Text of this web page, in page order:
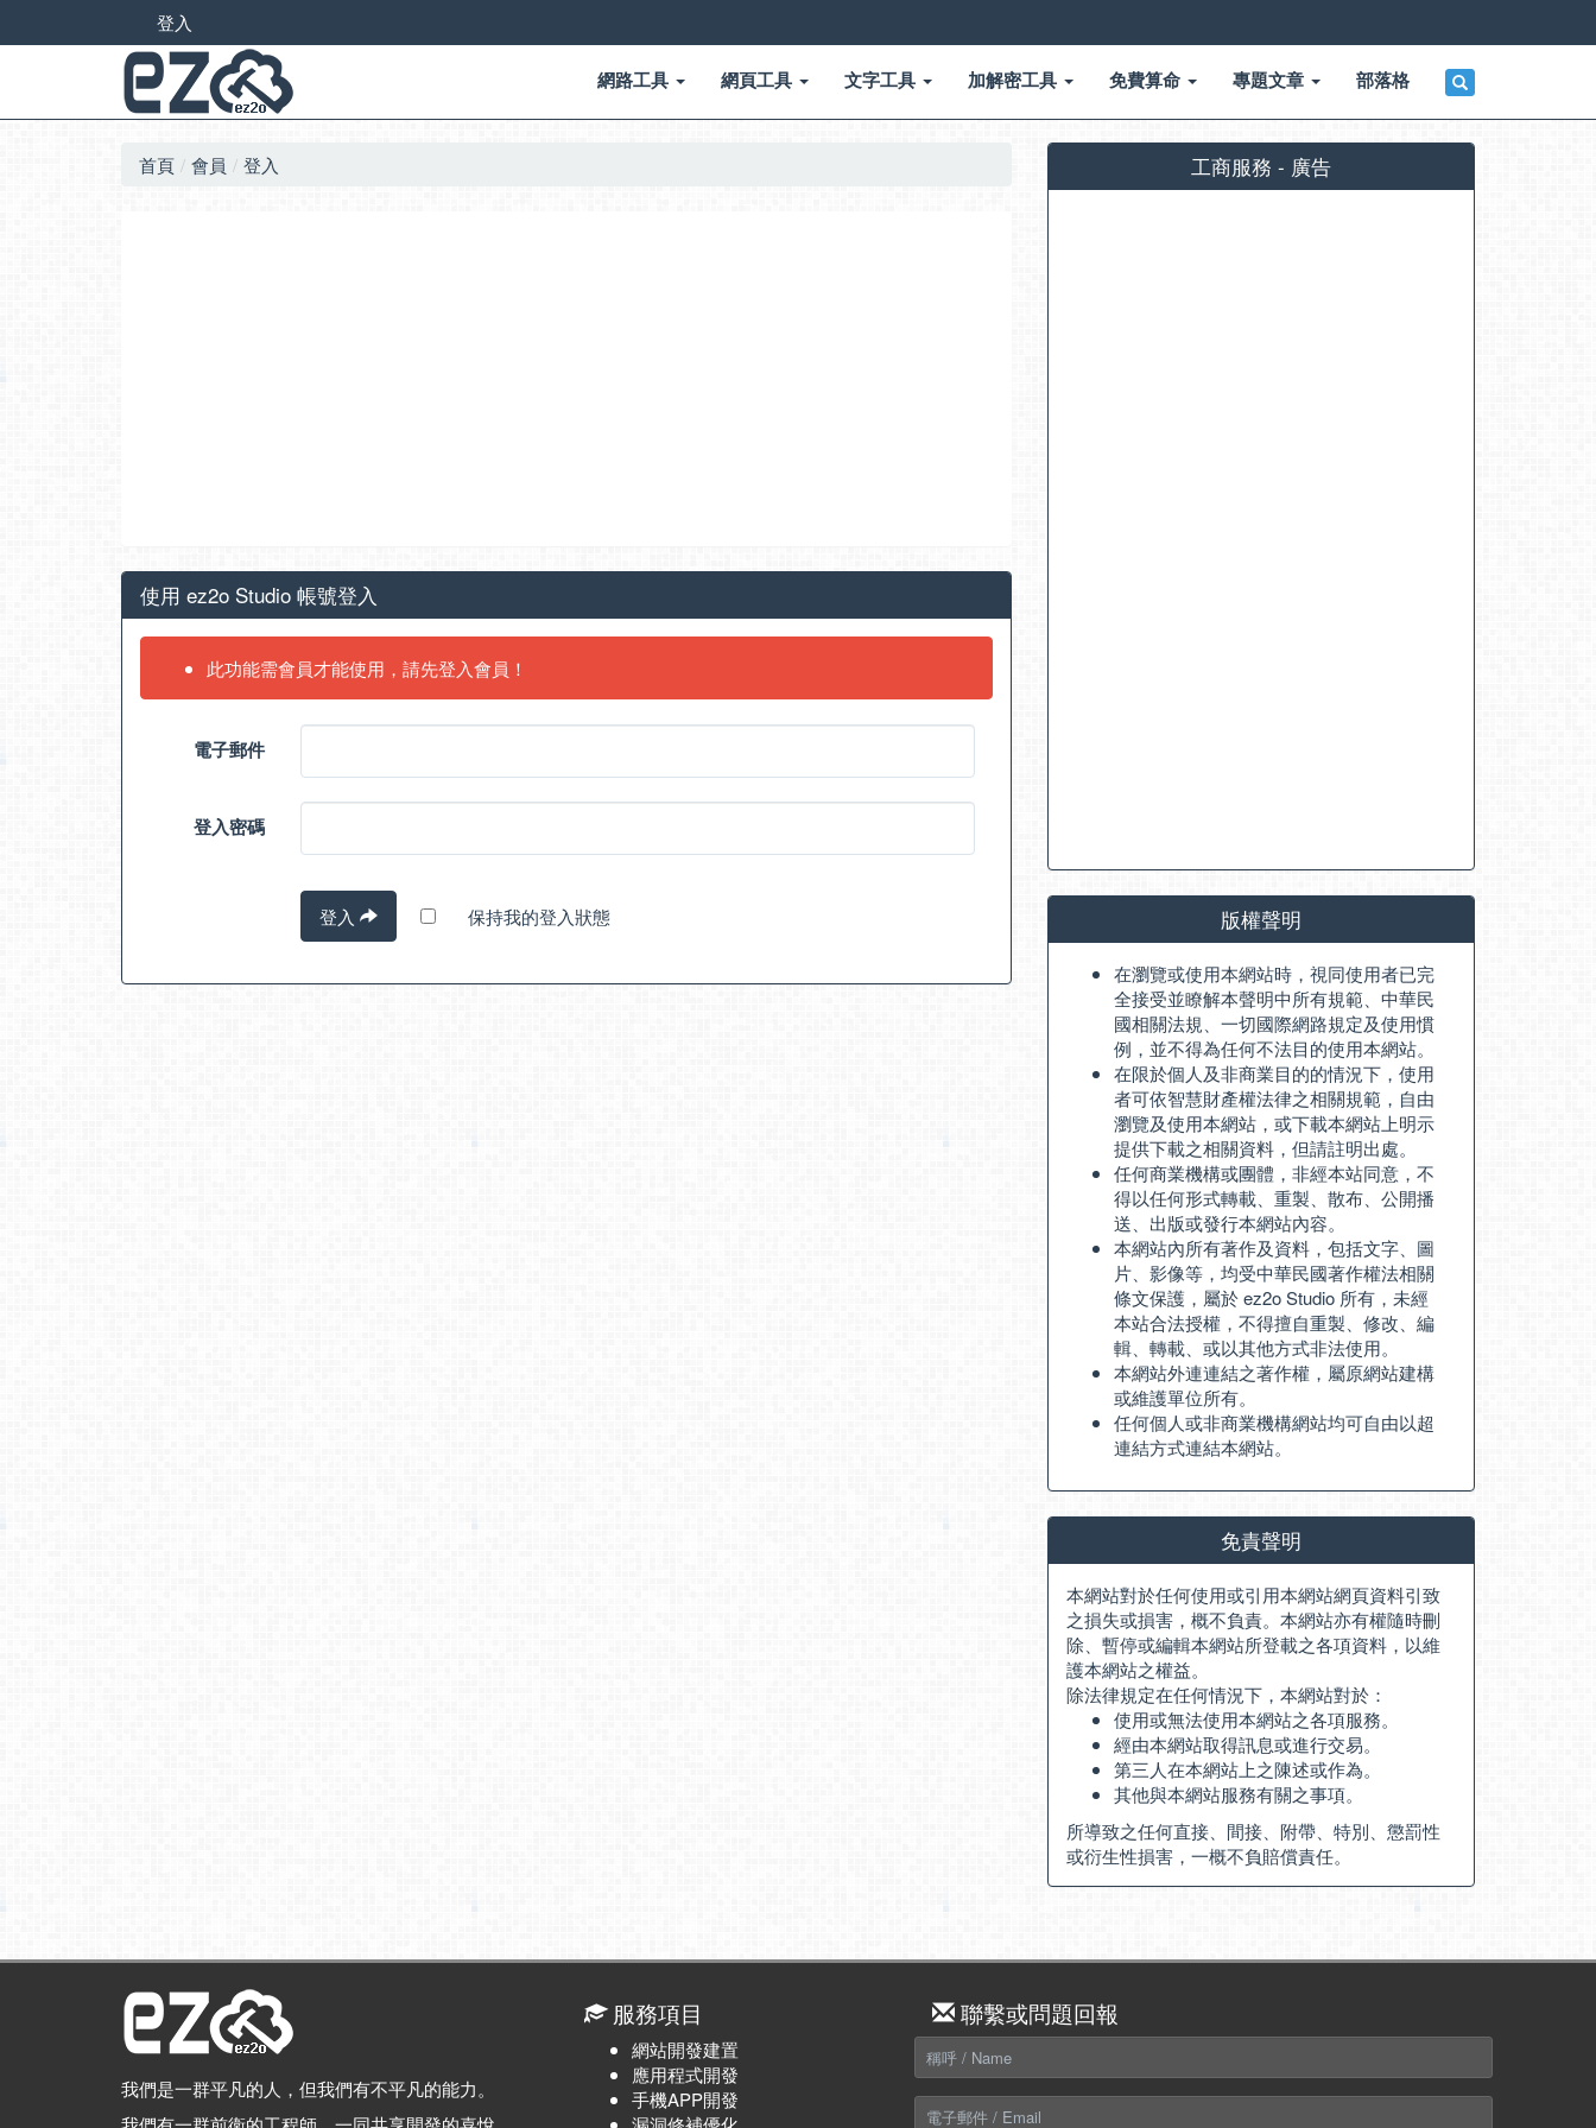
登入
網路工具 網頁工具 文字工具 加解密工具 免費算命 專題文章 部落格
首頁 會員 登入
使用 ez2o Studio 帳號登入
此功能需會員才能使用，請先登入會員！
電子郵件
登入密碼
登入 保持我的登入狀態
工商服務 - 廣告
版權聲明
在瀏覽或使用本網站時，視同使用者已完
全接受並瞭解本聲明中所有規範、中華民
國相關法規、一切國際網路規定及使用慣
例，並不得為任何不法目的使用本網站。
在限於個人及非商業目的的情況下，使用
者可依智慧財產權法律之相關規範，自由
瀏覽及使用本網站，或下載本網站上明示
提供下載之相關資料，但請註明出處。
任何商業機構或團體，非經本站同意，不
得以任何形式轉載、重製、散布、公開播
送、出版或發行本網站內容。
本網站內所有著作及資料，包括文字、圖
片、影像等，均受中華民國著作權法相關
條文保護，屬於 ez2o Studio 所有，未經
本站合法授權，不得擅自重製、修改、編
輯、轉載、或以其他方式非法使用。
本網站外連連結之著作權，屬原網站建構
或維護單位所有。
任何個人或非商業機構網站均可自由以超
連結方式連結本網站。
免責聲明
本網站對於任何使用或引用本網站網頁資料引致
之損失或損害，概不負責。本網站亦有權隨時刪
除、暫停或編輯本網站所登載之各項資料，以維
護本網站之權益。
除法律規定在任何情況下，本網站對於：
使用或無法使用本網站之各項服務。
經由本網站取得訊息或進行交易。
第三人在本網站上之陳述或作為。
其他與本網站服務有關之事項。
所導致之任何直接、間接、附帶、特別、懲罰性
或衍生性損害，一概不負賠償責任。
我們是一群平凡的人，但我們有不平凡的能力。
服務項目
網站開發建置
應用程式開發
手機APP開發
聯繫或問題回報